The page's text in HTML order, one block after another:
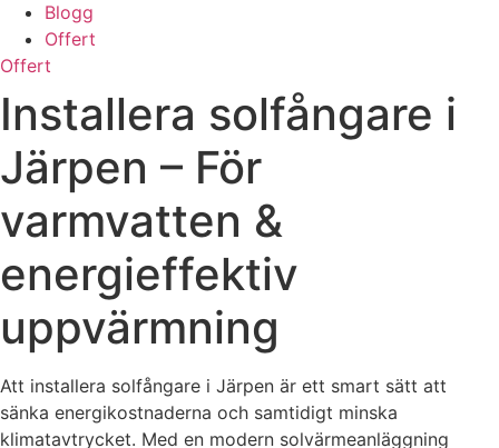
Blogg
Offert
Offert
Installera solfångare i
Järpen – För
varmvatten &
energieffektiv
uppvärmning
Att installera solfångare i Järpen är ett smart sätt att
sänka energikostnaderna och samtidigt minska
klimatavtrycket. Med en modern solvärmeanläggning